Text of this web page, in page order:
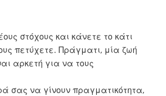
στόχους και κάνετε το κάτι
πετύχετε. Πράγματι, μία ζωή
αρκετή για να τους
σας να γίνουν πραγματικότητα,